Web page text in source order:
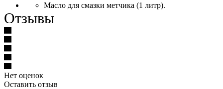
Масло для смазки метчика (1 литр).
Отзывы
Нет оценок
Оставить отзыв